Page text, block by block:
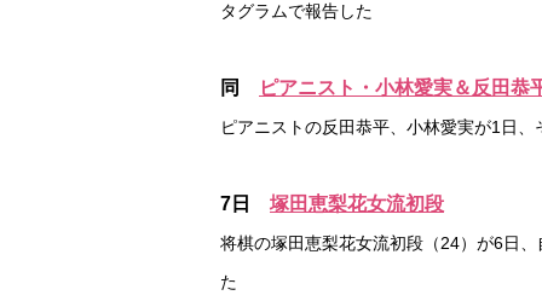
タグラムで報告した
同 ピアニスト・小林愛実＆反田恭
ピアニストの反田恭平、小林愛実が1日
7日 塚田恵梨花女流初段
将棋の塚田恵梨花女流初段（24）が6日
た